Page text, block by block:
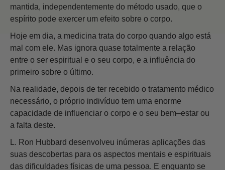
mantida, independentemente do método usado, que o
espírito pode exercer um efeito sobre o corpo.
Hoje em dia, a medicina trata do corpo quando algo está
mal com ele. Mas ignora quase totalmente a relação
entre o ser espiritual e o seu corpo, e a influência do
primeiro sobre o último.
Na realidade, depois de ter recebido o tratamento médico
necessário, o próprio indivíduo tem uma enorme
capacidade de influenciar o corpo e o seu bem–estar ou
a falta deste.
L. Ron Hubbard desenvolveu inúmeras aplicações das
suas descobertas para os aspectos mentais e espirituais
das dificuldades físicas de uma pessoa. E enquanto se